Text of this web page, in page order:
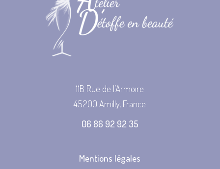
11B Rue de l’Armoire
45200 Amilly, France
06 86 92 92 35
Mentions légales